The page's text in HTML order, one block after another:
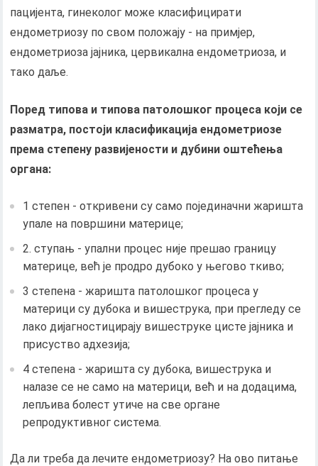
пацијента, гинеколог може класифицирати
ендометриозу по свом положају - на примјер,
ендометриоза јајника, цервикална ендометриоза, и
тако даље.
Поред типова и типова патолошког процеса који се
разматра, постоји класификација ендометриозе
према степену развијености и дубини оштећења
органа:
1 степен - откривени су само појединачни жаришта
упале на површини материце;
2. ступањ - упални процес није прешао границу
материце, већ је продро дубоко у његово ткиво;
3 степена - жаришта патолошког процеса у
материци су дубока и вишеструка, при прегледу се
лако дијагностицирају вишеструке цисте јајника и
присуство адхезија;
4 степена - жаришта су дубока, вишеструка и
налазе се не само на материци, већ и на додацима,
лепљива болест утиче на све органе
репродуктивног система.
Да ли треба да лечите ендометриозу? На ово питање